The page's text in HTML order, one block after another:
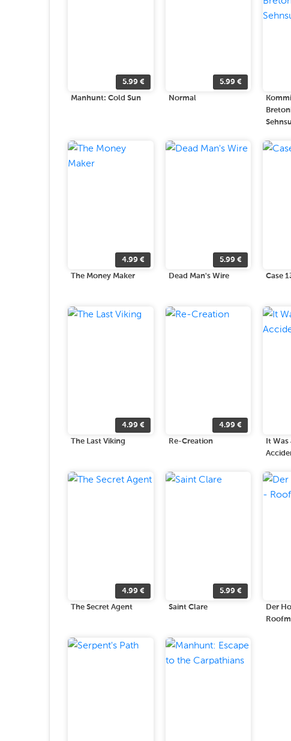
5.99€
Manhunt: Cold Sun
5.99 €
Normal
4.99€
The Money Maker
5.99 €
Dead Man's Wire Case
4.99€
The Last Viking
4.99 €
Re-Creation
It
4.99€
The Secret Agent
5.99 €
Saint Clare
Der